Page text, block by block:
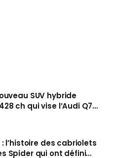
SUV hybride
ch qui vise l’Audi Q7
cet automne
l’histoire des cabriolets
Spider qui ont défini